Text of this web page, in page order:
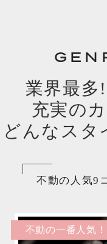
業界最多
充実の
どんなスタ
不動の人気9
不動の一番人気！